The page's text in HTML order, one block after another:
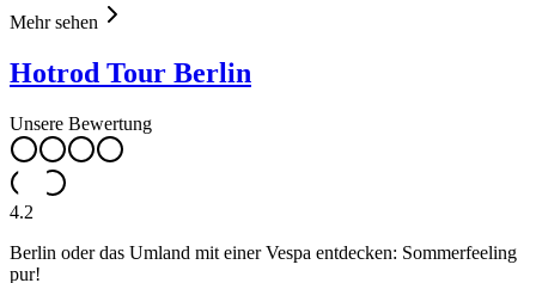
Mehr sehen
Hotrod Tour Berlin
Unsere Bewertung
4.2
Berlin oder das Umland mit einer Vespa entdecken: Sommerfeeling
pur!